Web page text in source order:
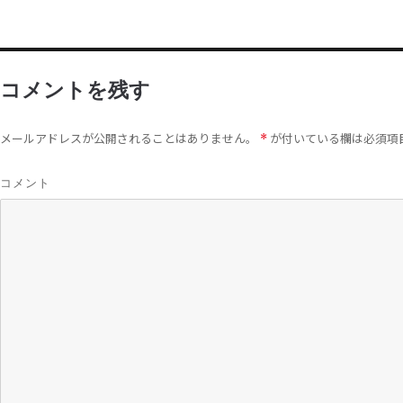
コメントを残す
メールアドレスが公開されることはありません。 * が付いている欄は必須項
コメント